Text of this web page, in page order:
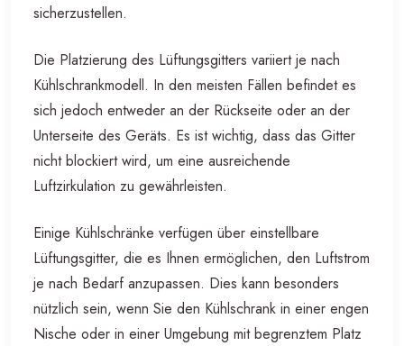
sicherzustellen.
Die Platzierung des Lüftungsgitters variiert je nach
Kühlschrankmodell. In den meisten Fällen befindet es
sich jedoch entweder an der Rückseite oder an der
Unterseite des Geräts. Es ist wichtig, dass das Gitter
nicht blockiert wird, um eine ausreichende
Luftzirkulation zu gewährleisten.
Einige Kühlschränke verfügen über einstellbare
Lüftungsgitter, die es Ihnen ermöglichen, den Luftstrom
je nach Bedarf anzupassen. Dies kann besonders
nützlich sein, wenn Sie den Kühlschrank in einer engen
Nische oder in einer Umgebung mit begrenztem Platz